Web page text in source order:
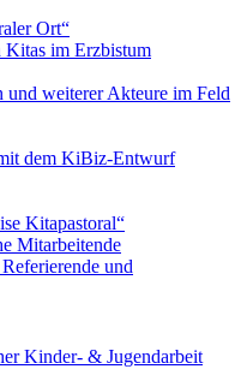
Ort“
Kitas im Erzbistum
und weiterer Akteure im Feld
dem KiBiz-Entwurf
Kitapastoral“
Mitarbeitende
und
Kinder- & Jugendarbeit